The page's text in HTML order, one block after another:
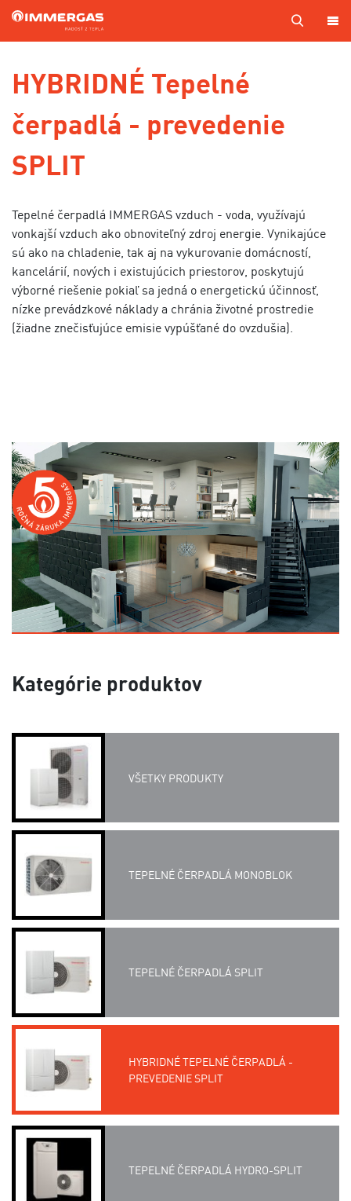
NA
MIERU
SERVIS
TECHNIKOV
VÝROBA
KONTAKTY
HYBRIDNÉ Tepelné
čerpadlá - prevedenie
SPLIT
Tepelné čerpadlá IMMERGAS vzduch - voda, využívajú
vonkajší vzduch ako obnoviteľný zdroj energie. Vynikajúce
sú ako na chladenie, tak aj na vykurovanie domácností,
kancelárií, nových i existujúcich priestorov, poskytujú
výborné riešenie pokiaľ sa jedná o energetickú účinnosť,
nízke prevádzkové náklady a chránia životné prostredie
(žiadne znečisťujúce emisie vypúšťané do ovzdušia).
Kategórie produktov
VŠETKY PRODUKTY
TEPELNÉ ČERPADLÁ MONOBLOK
TEPELNÉ ČERPADLÁ SPLIT
HYBRIDNÉ TEPELNÉ ČERPADLÁ -
PREVEDENIE SPLIT
TEPELNÉ ČERPADLÁ HYDRO-SPLIT